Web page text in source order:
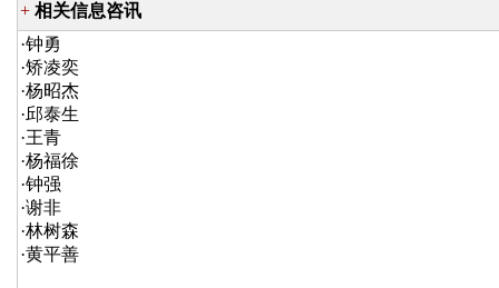
+ 相关信息咨讯
·钟勇
·矫凌奕
·杨昭杰
·邱泰生
·王青
·杨福徐
·钟强
·谢非
·林树森
·黄平善